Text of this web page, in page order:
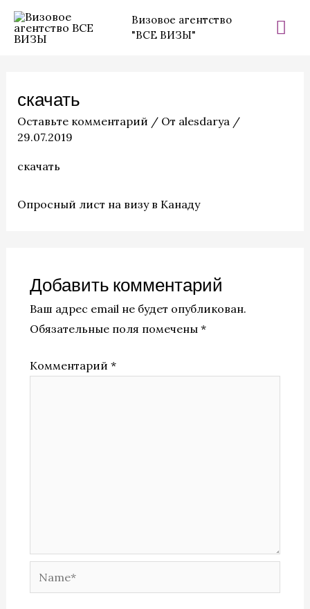
Перейти
Визовое агентство
"ВСЕ ВИЗЫ"
скачать
Оставьте комментарий / От alesdarya /
29.07.2019
скачать
Опросный лист на визу в Канаду
Добавить комментарий
Ваш адрес email не будет опубликован.
Обязательные поля помечены *
Комментарий *